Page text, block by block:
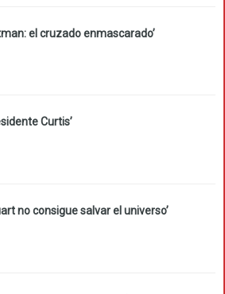
el cruzado enmascarado’
Curtis’
no consigue salvar el universo’